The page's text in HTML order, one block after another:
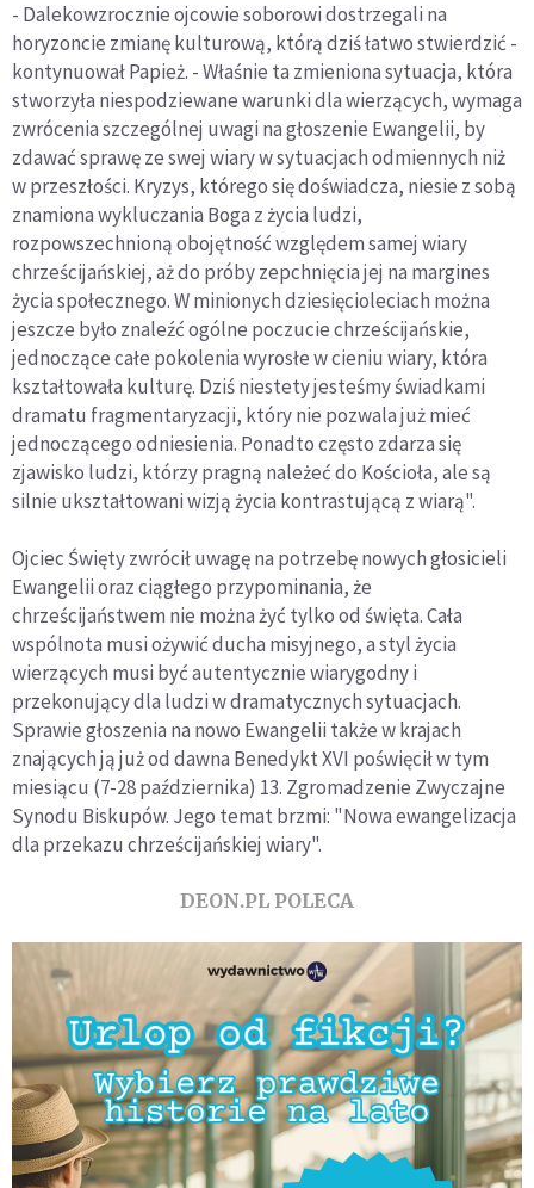
- Dalekowzrocznie ojcowie soborowi dostrzegali na
horyzoncie zmianę kulturową, którą dziś łatwo stwierdzić -
kontynuował Papież. - Właśnie ta zmieniona sytuacja, która
stworzyła niespodziewane warunki dla wierzących, wymaga
zwrócenia szczególnej uwagi na głoszenie Ewangelii, by
zdawać sprawę ze swej wiary w sytuacjach odmiennych niż
w przeszłości. Kryzys, którego się doświadcza, niesie z sobą
znamiona wykluczania Boga z życia ludzi,
rozpowszechnioną obojętność względem samej wiary
chrześcijańskiej, aż do próby zepchnięcia jej na margines
życia społecznego. W minionych dziesięcioleciach można
jeszcze było znaleźć ogólne poczucie chrześcijańskie,
jednoczące całe pokolenia wyrosłe w cieniu wiary, która
kształtowała kulturę. Dziś niestety jesteśmy świadkami
dramatu fragmentaryzacji, który nie pozwala już mieć
jednoczącego odniesienia. Ponadto często zdarza się
zjawisko ludzi, którzy pragną należeć do Kościoła, ale są
silnie ukształtowani wizją życia kontrastującą z wiarą".
Ojciec Święty zwrócił uwagę na potrzebę nowych głosicieli
Ewangelii oraz ciągłego przypominania, że
chrześcijaństwem nie można żyć tylko od święta. Cała
wspólnota musi ożywić ducha misyjnego, a styl życia
wierzących musi być autentycznie wiarygodny i
przekonujący dla ludzi w dramatycznych sytuacjach.
Sprawie głoszenia na nowo Ewangelii także w krajach
znających ją już od dawna Benedykt XVI poświęcił w tym
miesiącu (7-28 października) 13. Zgromadzenie Zwyczajne
Synodu Biskupów. Jego temat brzmi: "Nowa ewangelizacja
dla przekazu chrześcijańskiej wiary".
DEON.PL POLECA